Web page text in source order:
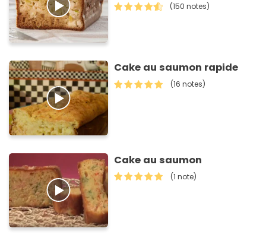
(150 notes)
Cake au saumon rapide
(16 notes)
Cake au saumon
(1 note)